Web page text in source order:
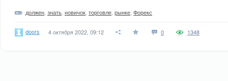
должен знать новичок торговле рынке Форекс
doors 4 октября 2022, 09:12 0 1348